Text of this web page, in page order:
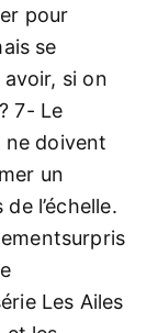
pour
se
si on
7- Le
ne doivent
un
l’échelle.
Les Ailes